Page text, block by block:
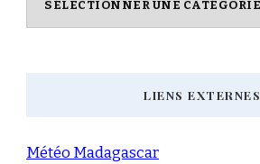
LIENS EXTERNES
Météo Madagascar